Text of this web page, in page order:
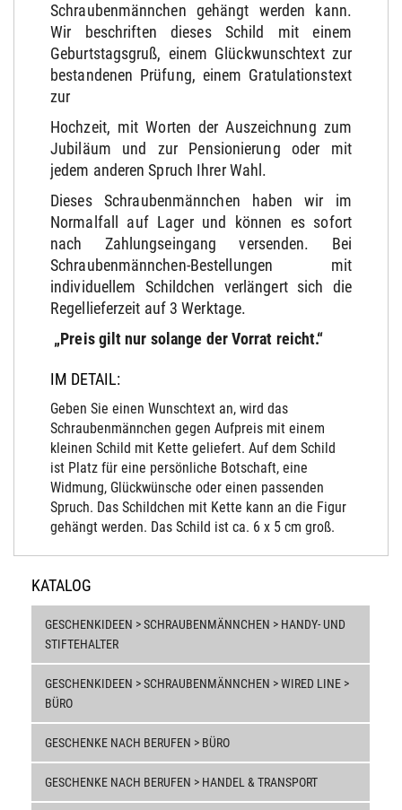
Schraubenmännchen gehängt werden kann.
Wir beschriften dieses Schild mit einem
Geburtstagsgruß, einem Glückwunschtext zur
bestandenen Prüfung, einem Gratulationstext
zur
Hochzeit, mit Worten der Auszeichnung zum
Jubiläum und zur Pensionierung oder mit
jedem anderen Spruch Ihrer Wahl.
Dieses Schraubenmännchen haben wir im
Normalfall auf Lager und können es sofort
nach Zahlungseingang versenden. Bei
Schraubenmännchen-Bestellungen mit
individuellem Schildchen verlängert sich die
Regellieferzeit auf 3 Werktage.
„Preis gilt nur solange der Vorrat reicht.“
IM DETAIL:
Geben Sie einen Wunschtext an, wird das
Schraubenmännchen gegen Aufpreis mit einem
kleinen Schild mit Kette geliefert. Auf dem Schild
ist Platz für eine persönliche Botschaft, eine
Widmung, Glückwünsche oder einen passenden
Spruch. Das Schildchen mit Kette kann an die Figur
gehängt werden. Das Schild ist ca. 6 x 5 cm groß.
KATALOG
GESCHENKIDEEN > SCHRAUBENMÄNNCHEN > HANDY- UND
STIFTEHALTER
GESCHENKIDEEN > SCHRAUBENMÄNNCHEN > WIRED LINE >
BÜRO
GESCHENKE NACH BERUFEN > BÜRO
GESCHENKE NACH BERUFEN > HANDEL & TRANSPORT